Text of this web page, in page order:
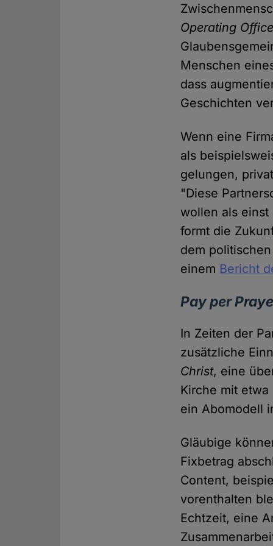
Operating
Menschen
dass
Geschichten
Wenn eine
als
gelungen,
"Diese
wollen als
formt die
dem
einem Bericht
Pay per
In Zeiten der
zusätzliche
Christ, eine
Kirche mit
ein Abomodell
Gläubige
Fixbetrag
Content,
vorenthalten
Echtzeit, eine